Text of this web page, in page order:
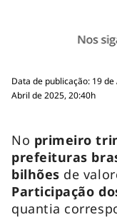
Data de publicação: 19
Abril de 2025, 20:40h
No primeiro
prefeituras
bilhões de
Participação
quantia